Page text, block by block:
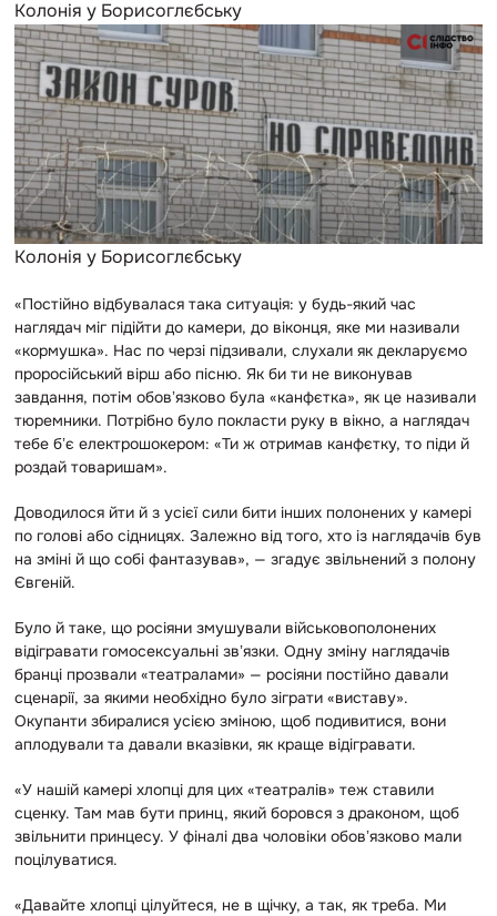
Колонія у Борисоглєбську
Колонія у Борисоглєбську
«Постійно відбувалася така ситуація: у будь-який час
наглядач міг підійти до камери, до віконця, яке ми називали
«кормушка». Нас по черзі підзивали, слухали як декларуємо
проросійський вірш або пісню. Як би ти не виконував
завдання, потім обовʼязково була «канфєтка», як це називали
тюремники. Потрібно було покласти руку в вікно, а наглядач
тебе бʼє електрошокером: «Ти ж отримав канфєтку, то піди й
роздай товаришам».
Доводилося йти й з усієї сили бити інших полонених у камері
по голові або сідницях. Залежно від того, хто із наглядачів був
на зміні й що собі фантазував», — згадує звільнений з полону
Євгеній.
Було й таке, що росіяни змушували військовополонених
відігравати гомосексуальні звʼязки. Одну зміну наглядачів
бранці прозвали «театралами» — росіяни постійно давали
сценарії, за якими необхідно було зіграти «виставу».
Окупанти збиралися усією зміною, щоб подивитися, вони
аплодували та давали вказівки, як краще відігравати.
«У нашій камері хлопці для цих «театралів» теж ставили
сценку. Там мав бути принц, який боровся з драконом, щоб
звільнити принцесу. У фіналі два чоловіки обовʼязково мали
поцілуватися.
«Давайте хлопці цілуйтеся, не в щічку, а так, як треба. Ми